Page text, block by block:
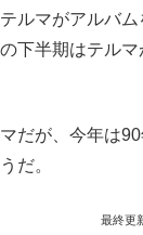
ルマがアルバム
下半期はテルマ
だが、今年は
だ。
最終更